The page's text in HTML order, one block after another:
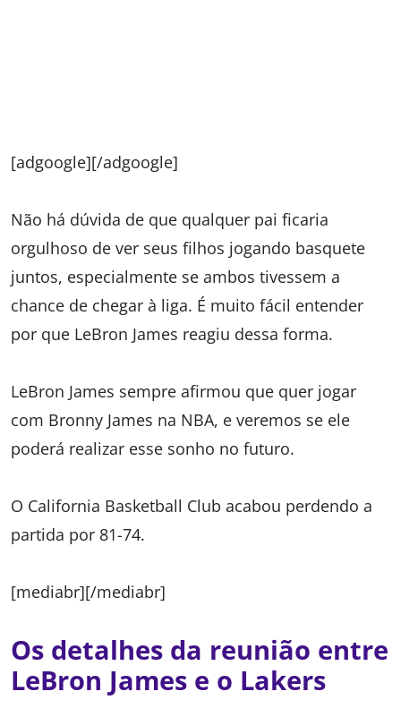
[adgoogle][/adgoogle]
Não há dúvida de que qualquer pai ficaria
orgulhoso de ver seus filhos jogando basquete
juntos, especialmente se ambos tivessem a
chance de chegar à liga. É muito fácil entender
por que LeBron James reagiu dessa forma.
LeBron James sempre afirmou que quer jogar
com Bronny James na NBA, e veremos se ele
poderá realizar esse sonho no futuro.
O California Basketball Club acabou perdendo a
partida por 81-74.
[mediabr][/mediabr]
Os detalhes da reunião entre
LeBron James e o Lakers